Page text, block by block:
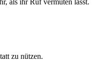
zu nützen.